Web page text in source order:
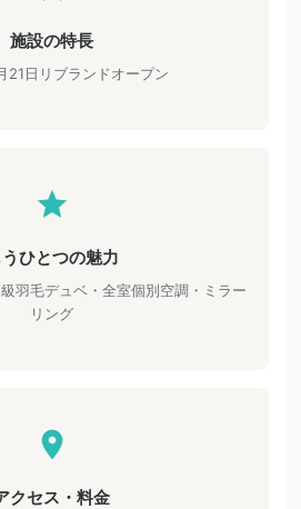
施設の特長
21日リブランドオープン
うひとつの魅力
羽毛デュベ・全室個別空調・ミラー
リング
クセス・料金